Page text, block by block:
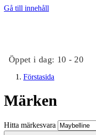
Gå till innehåll
Öppet i dag: 10 - 20
Butiker
Förstasida
Märken
Hitta märkesvara